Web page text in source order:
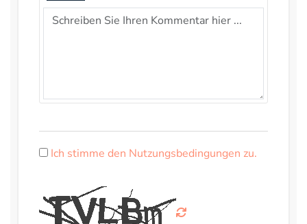
Ich stimme den Nutzungsbedingungen zu.